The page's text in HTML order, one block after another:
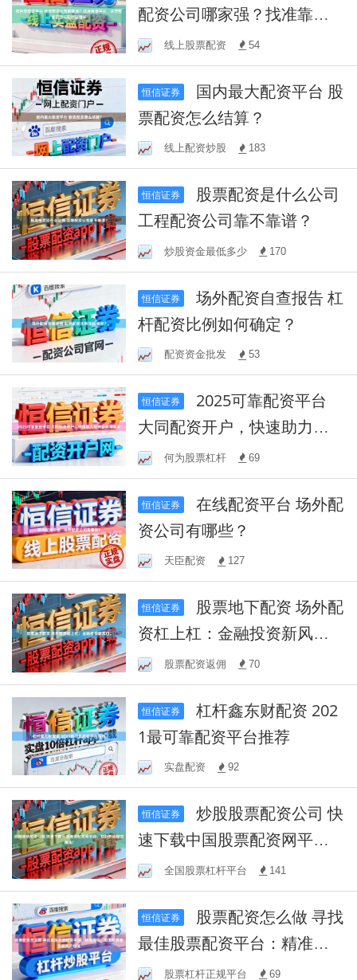
配资公司哪家强？找准靠谱
平台，合理配置资金实现财
富增长
线上股票配资 54
恒信证券
票配资怎么结算？
线上配资炒股 183
恒信证券
工程配资公司靠不靠谱？
炒股资金最低多少 170
恒信证券
场外配资自查报告 杠
杆配资比例如何确定？
配资资金批发 53
恒信证券
大同配资开户，快速助力您
投资理财需求
何为股票杠杆 69
恒信证券
在线配资平台 场外配
资公司有哪些？
天臣配资 127
恒信证券
资杠上杠：金融投资新风
口。股票配资返佣 70
恒信证券
杠杆鑫东财配资 202
1最可靠配资平台推荐
实盘配资 92
恒信证券
炒股股票配资公司 快
速下载中国股票配资网平
台，即刻开始投资赚钱!
全国股票杠杆平台 141
恒信证券
最佳股票配资平台：精准定
位，助力投资者实现资产增
股票杠杆正规平台 69